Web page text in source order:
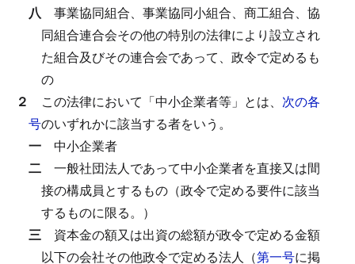
八 事業協同組合、事業協同小組合、商工組合、協
同組合連合会その他の特別の法律により設立され
た組合及びその連合会であって、政令で定めるも
の
２ この法律において「中小企業者等」とは、 次の各
号のいずれかに該当する者をいう。
一 中小企業者
二 一般社団法人であって中小企業者を直接又は間
接の構成員とするもの（政令で定める要件に該当
するものに限る。）
三 資本金の額又は出資の総額が政令で定める金額
以下の会社その他政令で定める法人（第一号に掲